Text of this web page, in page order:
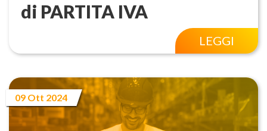
di PARTITA IVA
LEGGI
09 Ott 2024